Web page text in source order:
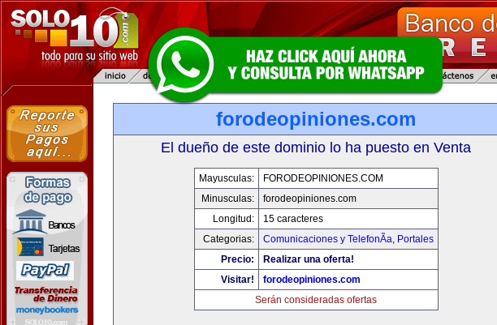
forodeopiniones.com
El dueño de este dominio lo ha puesto en Venta
Mayusculas:
FORODEOPINIONES.COM
Minusculas:
forodeopiniones.com
Longitud:
15 caracteres
Categorias:
Comunicaciones y TelefonÃ­a, Portales
Precio:
Realizar una oferta!
Visitar!
forodeopiniones.com
Serán consideradas ofertas